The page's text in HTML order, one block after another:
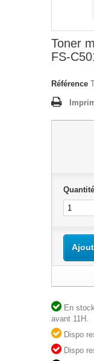
Toner
FS-
Référence
Quantité
En
avant 11H.
Dispo
Dispo